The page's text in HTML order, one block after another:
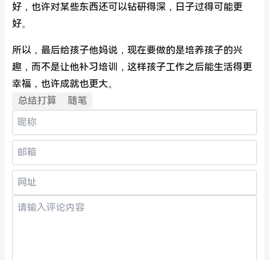
好，也许对某些东西还可以钻研得深，日子过得可能更
好。
所以，最后给孩子他妈说，现在要做的是培养孩子的兴
趣，而不是让他补习培训，这样孩子工作之后能生活得更
幸福，也许成就也更大。
总结打算
随笔